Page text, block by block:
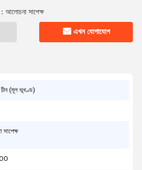
আলোচনা সাপেক্ষ
এখন যোগাযোগ
চীন (মূল ভূখণ্ড)